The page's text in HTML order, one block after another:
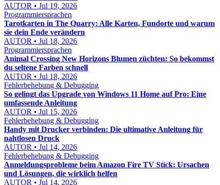
AUTOR • Jul 19, 2026
Programmiersprachen
Tarotkarten in The Quarry: Alle Karten, Fundorte und warum
sie dein Ende verändern
AUTOR • Jul 18, 2026
Programmiersprachen
Animal Crossing New Horizons Blumen züchten: So bekommst
du seltene Farben schnell
AUTOR • Jul 18, 2026
Fehlerbehebung & Debugging
So gelingt das Upgrade von Windows 11 Home auf Pro: Eine
umfassende Anleitung
AUTOR • Jul 15, 2026
Fehlerbehebung & Debugging
Handy mit Drucker verbinden: Die ultimative Anleitung für
nahtlosen Druck
AUTOR • Jul 14, 2026
Fehlerbehebung & Debugging
Anmeldungsprobleme beim Amazon Fire TV Stick: Ursachen
und Lösungen, die wirklich helfen
AUTOR • Jul 14, 2026